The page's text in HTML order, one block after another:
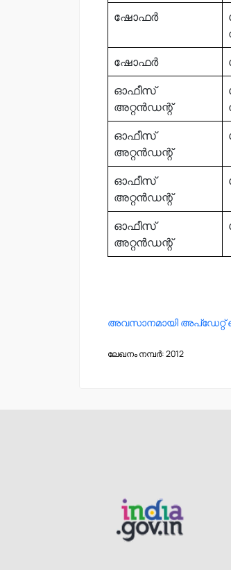
ഷോഫർ
ഷോഫർ
ഓഫീസ്
അറ്റൻഡന്റ്
ഓഫീസ്
അറ്റൻഡന്റ്
ഓഫീസ്
അറ്റൻഡന്റ്
ഓഫീസ്
അറ്റൻഡന്റ്
അവസാനമായി അപ്ഡേറ്റ്
ലേഖനം നമ്പർ: 2012